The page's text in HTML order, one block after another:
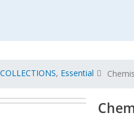
COLLECTIONS, Essential